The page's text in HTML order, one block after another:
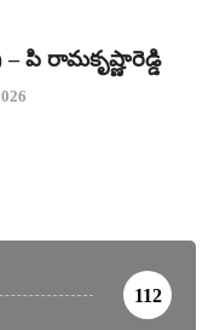
పి రామకృష్ణారెడ్డి
112